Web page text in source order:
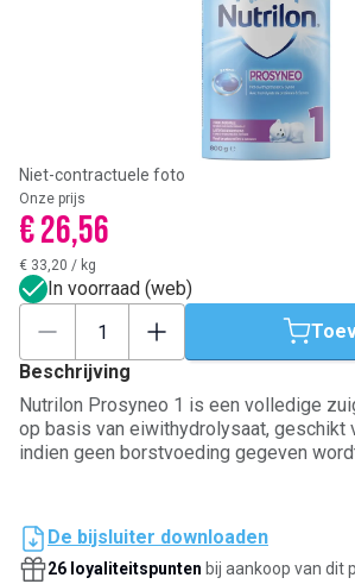
Niet-contractuele foto
Onze prijs
€ 26,56
€ 33,20 / kg
In voorraad (web)
Beschrijving
Nutrilon Prosyneo 1 is een volledige
op basis van eiwithydrolysaat, geschikt
indien geen borstvoeding gegeven
voor je baby. Wil je Nutrilon Prosyneo 1
dan met je arts.
De bijsluiter downloaden
26 loyaliteitspunten bij aankoop van dit